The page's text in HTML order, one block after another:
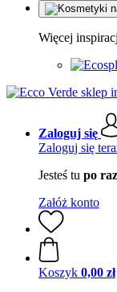
Więcej
Zaloguj się
Zaloguj się
Jesteś tu po
Załóż konto
Koszyk 0,00 zł